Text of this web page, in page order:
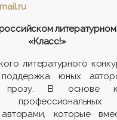
«Класс!»
литературного
юных
прозу. В основе
профессиональных
которые